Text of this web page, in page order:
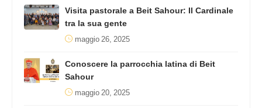
Visita pastorale a Beit Sahour: Il Cardinale
tra la sua gente
maggio 26, 2025
Conoscere la parrocchia latina di Beit
Sahour
maggio 20, 2025